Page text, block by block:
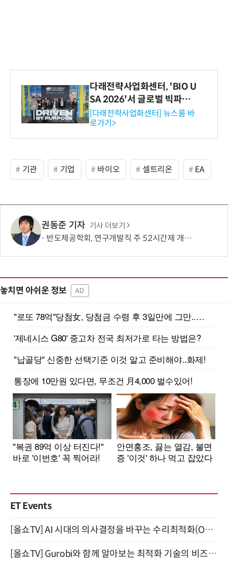
다래전략사업화센터, 'BIO U
SA 2026'서 글로벌 빅파마
와의 비즈니스 미팅 지원…K
-바이오 해외 진출 교두보 확
보
[다래전략사업화센터] 뉴스룸 바
로가기>
기관 기업 바이오 셀트리온 EA
권동준 기자 기사 더보기
반도체공학회, 연구개발직 주 52시간제 개선 요구
놓치면 아쉬운 정보 AD
ET Events
[올쇼TV] AI 시대의 의사결정을 바꾸는 수리최적화(Optimization) 소개 (8/20 생방송)
[올쇼TV] Gurobi와 함께 알아보는 최적화 기술의 비즈니스 활용 (8월 20일 생방송)